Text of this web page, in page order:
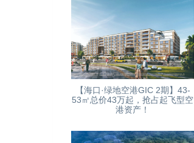
【海口·绿地空港GIC 2期】43-
53㎡总价43万起，抢占起飞型空
港资产！